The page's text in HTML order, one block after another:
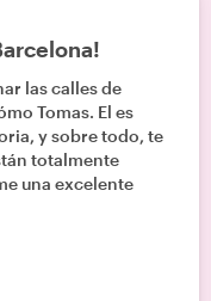
las calles de
Tomas. El es
y sobre todo, te
totalmente
una excelente